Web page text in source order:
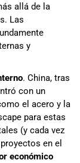
allá de la
Las
y
. China, tras
con un
el acero y la
para estas
(y cada vez
en el
económico